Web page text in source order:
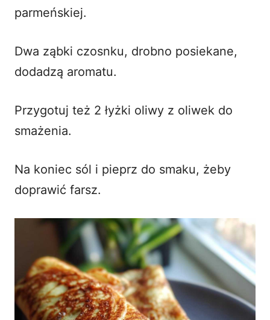
parmeńskiej.
Dwa ząbki czosnku, drobno posiekane,
dodadzą aromatu.
Przygotuj też 2 łyżki oliwy z oliwek do
smażenia.
Na koniec sól i pieprz do smaku, żeby
doprawić farsz.